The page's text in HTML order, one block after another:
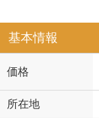
基本情報
価格
所在地